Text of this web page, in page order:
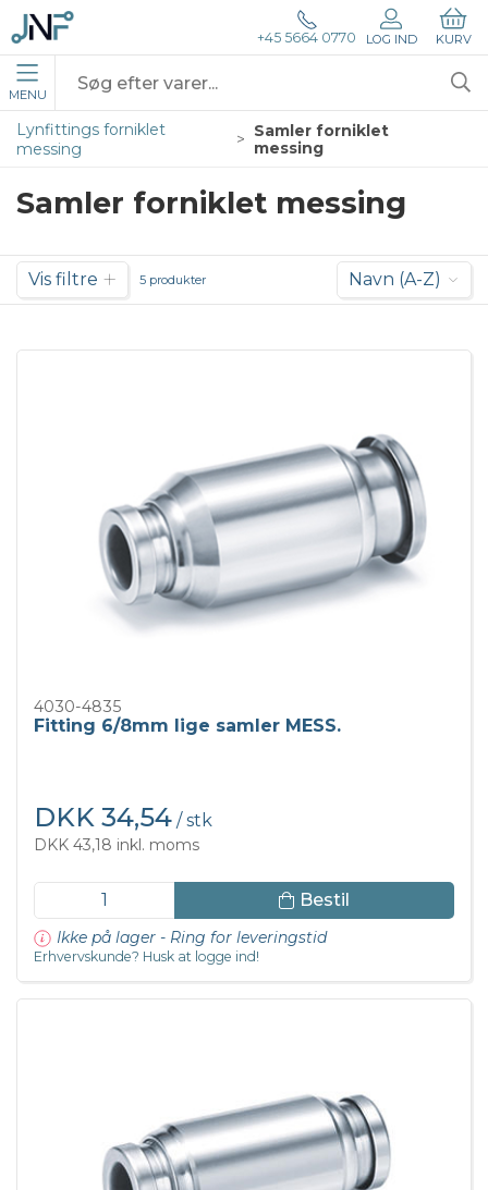
+45 5664 0770 LOG IND KURV
MENU
Lynfittings forniklet
messing
Samler forniklet
messing
Samler forniklet messing
Vis filtre 5 produkter Navn (A-Z)
4030-4835
Fitting 6/8mm lige samler MESS.
DKK 34,54 / stk
DKK 43,18 inkl. moms
Bestil
Ikke på lager - Ring for leveringstid
Erhvervskunde? Husk at logge ind!